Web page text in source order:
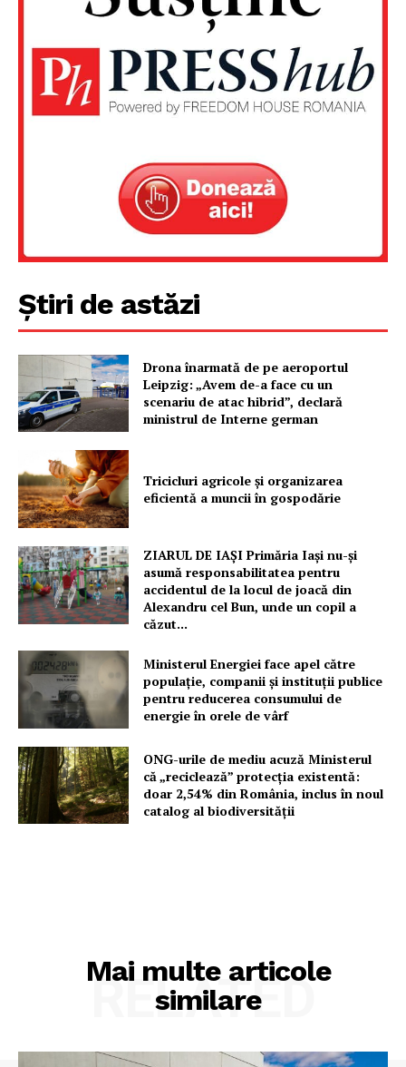
Un proiect
FREEDOM HOUSE ROMÂNIA
PRESShub
Despre noi / Echipa
Proiecte editoriale
Rețea
Știri de astăzi
Drona înarmată de pe aeroportul
Leipzig: „Avem de-a face cu un
scenariu de atac hibrid”, declară
ministrul de Interne german
Tricicluri agricole și organizarea
eficientă a muncii în gospodărie
ZIARUL DE IAȘI Primăria Iași nu-și
asumă responsabilitatea pentru
accidentul de la locul de joacă din
Alexandru cel Bun, unde un copil a
căzut...
Ministerul Energiei face apel către
populație, companii și instituții publice
pentru reducerea consumului de
energie în orele de vârf
ONG-urile de mediu acuză Ministerul
că „reciclează” protecția existentă:
doar 2,54% din România, inclus în noul
catalog al biodiversității
Mai multe articole
similare
RELATED